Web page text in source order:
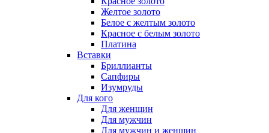
Желтое золото
Белое с желтым золото
Красное с белым золото
Платина
Вставки
Бриллианты
Сапфиры
Изумруды
Для кого
Для женщин
Для мужчин
Для мужчин и женщин